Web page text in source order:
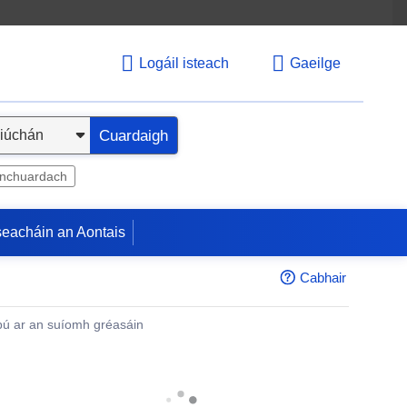
Logáil isteach Gaeilge
Cuardaigh
an Aontais
Cabhair
ar an suíomh gréasáin